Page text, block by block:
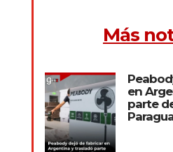
Más
en
parte